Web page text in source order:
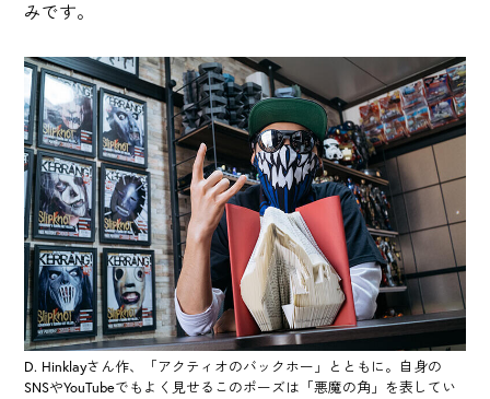
みです。
D. Hinklayさん作、「アクティオのバックホー」とともに。自身の
SNSやYouTubeでもよく見せるこのポーズは「悪魔の角」を表してい